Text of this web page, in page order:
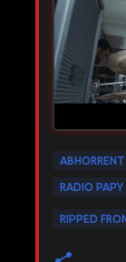
RADIO PAPY
RIPPED